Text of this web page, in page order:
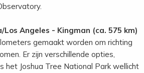
Los Angeles - Kingman (ca. 575 km)
gemaakt worden om richting
Er zijn verschillende opties,
het Joshua Tree National Park wellicht